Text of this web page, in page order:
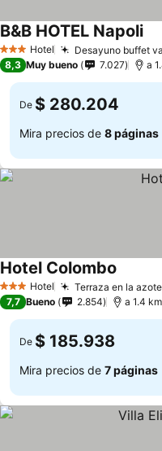
3 Estrellas
Hotel Desayuno buffet
B&B HOTEL Napoli
8,3 Muy bueno 7.027 a
De $ 280.204
Mira precios de 8 páginas
3 Estrellas
Hotel Terraza en la
Hotel Colombo
7,7 Bueno 2.854 a 1.4
De $ 185.938
Mira precios de 7 páginas